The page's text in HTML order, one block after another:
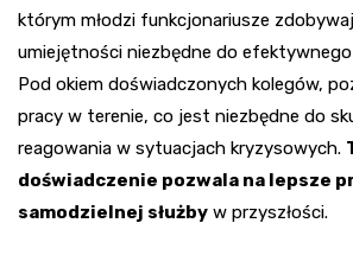
którym młodzi funkcjonariusze
umiejętności niezbędne do efektywnego
Pod okiem doświadczonych kolegów,
pracy w terenie, co jest niezbędne do
reagowania w sytuacjach kryzysowych.
doświadczenie pozwala na lepsze
samodzielnej służby w przyszłości.